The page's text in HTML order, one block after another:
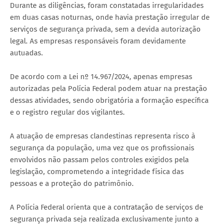
Durante as diligências, foram constatadas irregularidades
em duas casas noturnas, onde havia prestação irregular de
serviços de segurança privada, sem a devida autorização
legal. As empresas responsáveis foram devidamente
autuadas.
De acordo com a Lei nº 14.967/2024, apenas empresas
autorizadas pela Polícia Federal podem atuar na prestação
dessas atividades, sendo obrigatória a formação específica
e o registro regular dos vigilantes.
A atuação de empresas clandestinas representa risco à
segurança da população, uma vez que os profissionais
envolvidos não passam pelos controles exigidos pela
legislação, comprometendo a integridade física das
pessoas e a proteção do patrimônio.
A Polícia Federal orienta que a contratação de serviços de
segurança privada seja realizada exclusivamente junto a